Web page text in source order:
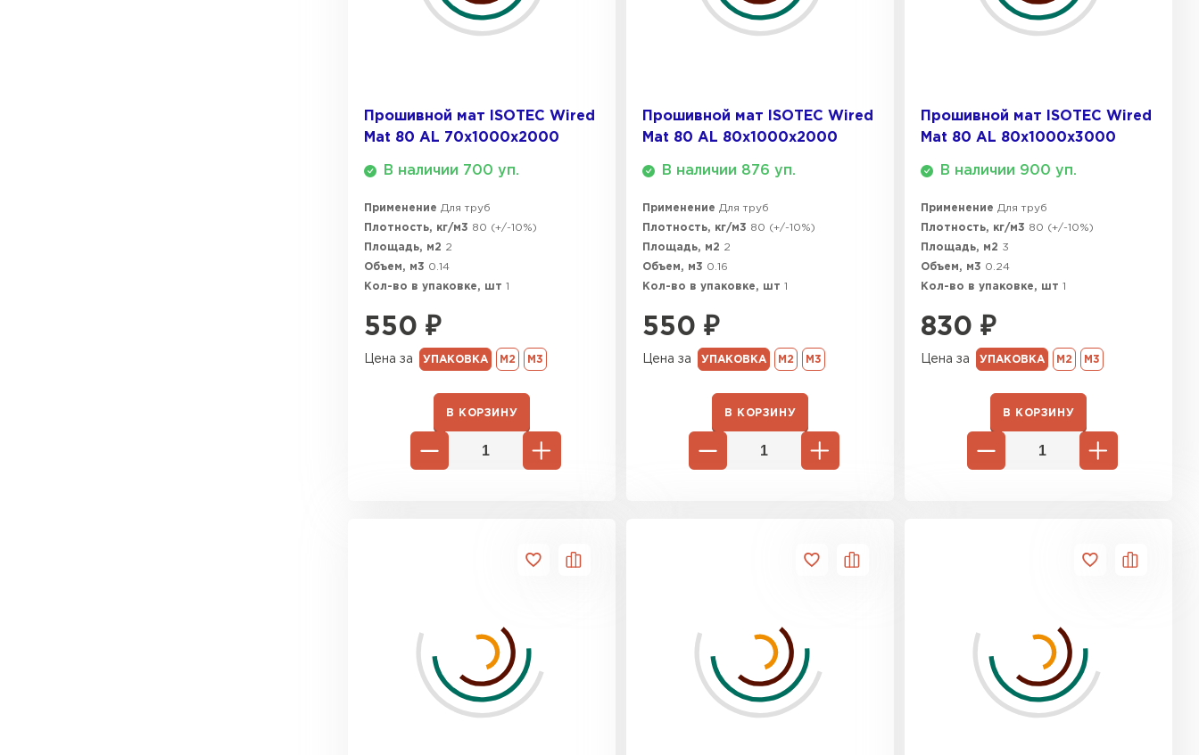
Прошивной мат ISOTEC Wired
Mat 80 AL 70х1000х2000
В наличии 700 уп.
Применение Для труб
Плотность, кг/м3 80 (+/-10%)
Площадь, м2 2
Объем, м3 0.14
Кол-во в упаковке, шт 1
550 ₽
Цена за УПАКОВКА М2 М3
В КОРЗИНУ
Прошивной мат ISOTEC Wired
Mat 80 AL 80х1000х2000
В наличии 876 уп.
Применение Для труб
Плотность, кг/м3 80 (+/-10%)
Площадь, м2 2
Объем, м3 0.16
Кол-во в упаковке, шт 1
550 ₽
Цена за УПАКОВКА М2 М3
В КОРЗИНУ
Прошивной мат ISOTEC Wired
Mat 80 AL 80х1000х3000
В наличии 900 уп.
Применение Для труб
Плотность, кг/м3 80 (+/-10%)
Площадь, м2 3
Объем, м3 0.24
Кол-во в упаковке, шт 1
830 ₽
Цена за УПАКОВКА М2 М3
В КОРЗИНУ
Сэндвич-панели
Утеплитель Izolife
ВСЕ ПРОИЗВОДИТЕЛИ